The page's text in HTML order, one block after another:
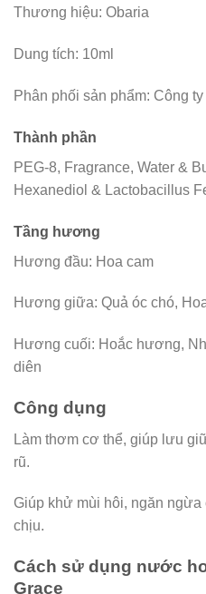
Thương hiệu: Obaria
Dung tích: 10ml
Phân phối sản phẩm: Công
Thành phần
PEG-8, Fragrance, Water &
Hexanediol & Lactobacillus
Tầng hương
Hương đầu: Hoa cam
Hương giữa: Quả óc chó,
Hương cuối: Hoắc hương,
diên
Công dụng
Làm thơm cơ thể, giúp lưu
rũ.
Giúp khử mùi hôi, ngăn ngừa
chịu.
Cách sử dụng nước
Grace